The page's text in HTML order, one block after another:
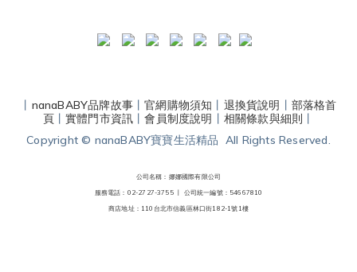
丨 nanaBABY品牌故事丨官網購物須知 丨 退換貨說明 丨 部落格首
頁丨 實體門市資訊 丨會員制度說明 丨 相關條款與細則 丨
Copyright © nanaBABY寶寶生活精品 All Rights Reserved.
公司名稱：娜娜國際有限公司
服務電話：02-2727-3755 丨 公司統一編號：54667810
商店地址：110台北市信義區林口街182-1號1樓